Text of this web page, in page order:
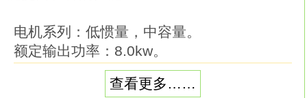
电机系列：低惯量，中容量。
额定输出功率：8.0kw。
额定转速：1000rpm。
带不带抱闸：不带。查看更多……